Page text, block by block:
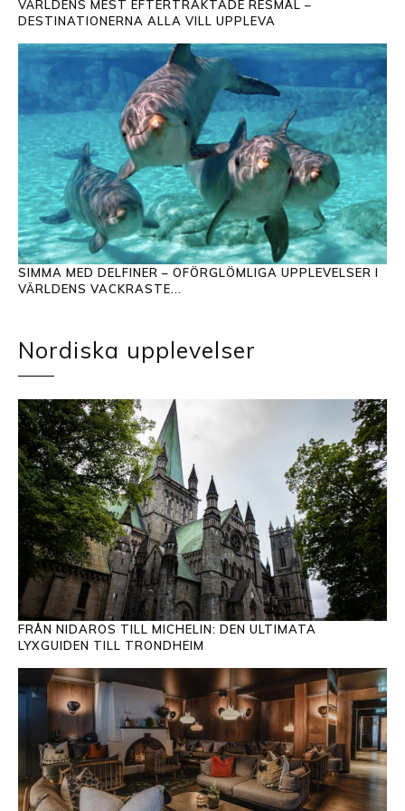
VÄRLDENS MEST EFTERTRAKTADE RESMÅL –
DESTINATIONERNA ALLA VILL UPPLEVA
SIMMA MED DELFINER – OFÖRGLÖMLIGA UPPLEVELSER I
VÄRLDENS VACKRASTE...
Nordiska upplevelser
FRÅN NIDAROS TILL MICHELIN: DEN ULTIMATA
LYXGUIDEN TILL TRONDHEIM